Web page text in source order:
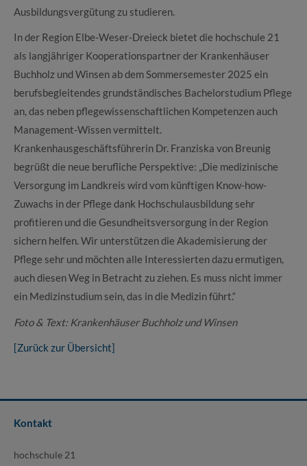
Ausbildungsvergütung zu studieren.
In der Region Elbe-Weser-Dreieck bietet die hochschule 21
als langjähriger Kooperationspartner der Krankenhäuser
Buchholz und Winsen ab dem Sommersemester 2025 ein
berufsbegleitendes grundständisches Bachelorstudium Pflege
an, das neben pflegewissenschaftlichen Kompetenzen auch
Management-Wissen vermittelt.
Krankenhausgeschäftsführerin Dr. Franziska von Breunig
begrüßt die neue berufliche Perspektive: „Die medizinische
Versorgung im Landkreis wird vom künftigen Know-how-
Zuwachs in der Pflege dank Hochschulausbildung sehr
profitieren und die Gesundheitsversorgung in der Region
sichern helfen. Wir unterstützen die Akademisierung der
Pflege sehr und möchten alle Interessierten dazu ermutigen,
auch diesen Weg in Betracht zu ziehen. Es muss nicht immer
ein Medizinstudium sein, das in die Medizin führt.“
Foto & Text: Krankenhäuser Buchholz und Winsen
[Zurück zur Übersicht]
Kontakt
hochschule 21